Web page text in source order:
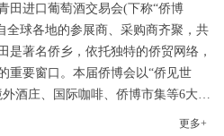
田进口葡萄酒交易会(下称“侨博
全球各地的参展商、采购商齐聚，共
著名侨乡，依托独特的侨贸网络，
重要窗口。本届侨博会以“侨见世
酒庄、国际咖啡、侨博市集等6大主
、商协会及侨团150余家，展出展销3
更多+